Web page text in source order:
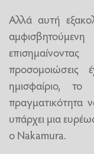
Αλλά αυτή
προσομοιώσεις
ημισφαίριο, το
πραγματικότητα
υπάρχει μια
ο Nakamura.